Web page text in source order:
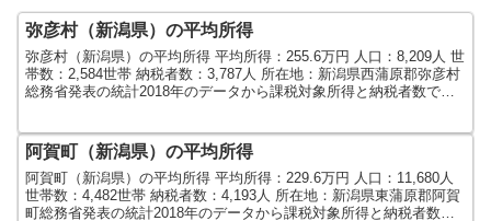
弥彦村（新潟県）の平均所得
弥彦村（新潟県）の平均所得 平均所得：255.6万円 人口：8,209人 世
帯数：2,584世帯 納税者数：3,787人 所在地：新潟県西蒲原郡弥彦村
総務省発表の統計2018年のデータから課税対象所得と納税者数で算
阿賀町（新潟県）の平均所得
阿賀町（新潟県）の平均所得 平均所得：229.6万円 人口：11,680人
世帯数：4,482世帯 納税者数：4,193人 所在地：新潟県東蒲原郡阿賀
町総務省発表の統計2018年のデータから課税対象所得と納税者数で